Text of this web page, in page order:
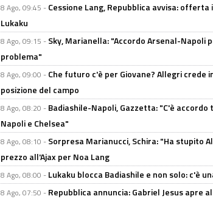
8 Ago, 09:45 - Cessione Lang, Repubblica avvisa:
Lukaku
8 Ago, 09:15 - Sky, Marianella: "Accordo Arsenal-Napoli
problema"
8 Ago, 09:00 - Che futuro c'è per Giovane? Allegri crede
posizione del campo
8 Ago, 08:20 - Badiashile-Napoli, Gazzetta: "C'è
Napoli e Chelsea"
8 Ago, 08:10 - Sorpresa Marianucci, Schira: "Ha stupito
prezzo all'Ajax per Noa Lang
8 Ago, 08:00 - Lukaku blocca Badiashile e non solo: c'è
8 Ago, 07:50 - Repubblica annuncia: Gabriel Jesus apre